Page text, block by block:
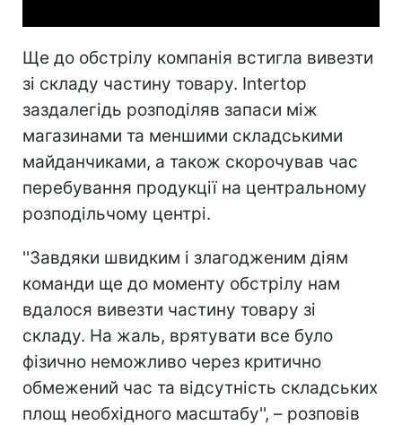
Ще до обстрілу компанія встигла вивезти
зі складу частину товару. Intertop
заздалегідь розподіляв запаси між
магазинами та меншими складськими
майданчиками, а також скорочував час
перебування продукції на центральному
розподільчому центрі.
''Завдяки швидким і злагодженим діям
команди ще до моменту обстрілу нам
вдалося вивезти частину товару зі
складу. На жаль, врятувати все було
фізично неможливо через критично
обмежений час та відсутність складських
площ необхідного масштабу'', – розповів